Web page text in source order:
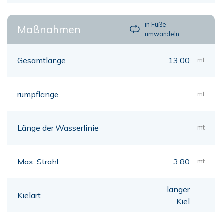
Maßnahmen
in Füße
umwandeln
Gesamtlänge 13,00 mt
rumpflänge mt
Länge der Wasserlinie mt
Max. Strahl 3,80 mt
Kielart
langer
Kiel